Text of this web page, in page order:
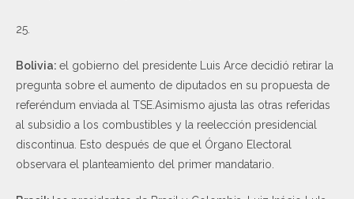
25.
Bolivia: el gobierno del presidente Luis Arce decidió retirar la
pregunta sobre el aumento de diputados en su propuesta de
referéndum enviada al TSE.Asimismo ajusta las otras referidas
al subsidio a los combustibles y la reelección presidencial
discontinua. Esto después de que el Órgano Electoral
observara el planteamiento del primer mandatario.